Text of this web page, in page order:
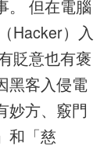
。 但在電腦
Hacker）入
貶意也有褒
黑客入侵電
妙方、竅門
和「慈